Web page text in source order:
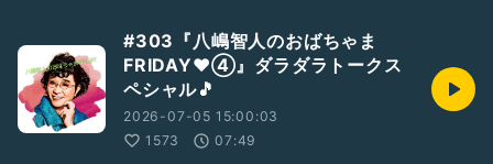
#303『八嶋智人のおばちゃま
FRIDAY❤④』ダラダラトークス
ペシャル🎵
2026-07-05 15:00:03
1573
07:49